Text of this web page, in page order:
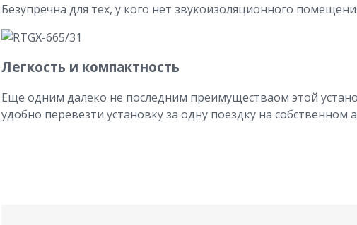
Безупречна для тех, у кого нет звукоизоляционного
Легкость и компактность
Еще одним далеко не последним преимуществаом этой
удобно перевезти установку за одну поездку на собственном